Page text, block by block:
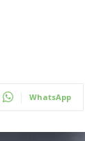
WhatsApp